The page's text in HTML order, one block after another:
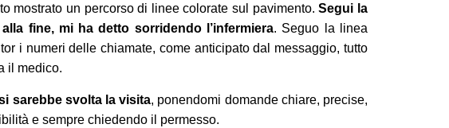
mostrato un percorso di linee colorate sul pavimento.Segui la
fine, mi ha detto sorridendo l’infermiera. Seguo la linea
i numeri delle chiamate, come anticipato dal messaggio, tutto
il medico.
sarebbe svolta la visita, ponendomi domande chiare, precise,
e sempre chiedendo il permesso.